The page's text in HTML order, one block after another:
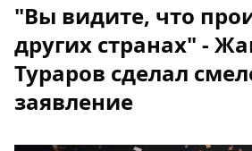
"Вы видите, что
других странах" -
Тураров сделал
заявление